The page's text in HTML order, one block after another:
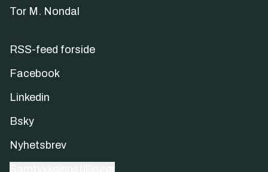
Tor M. Nondal
RSS-feed forside
Facebook
Linkedin
Bsky
Nyhetsbrev